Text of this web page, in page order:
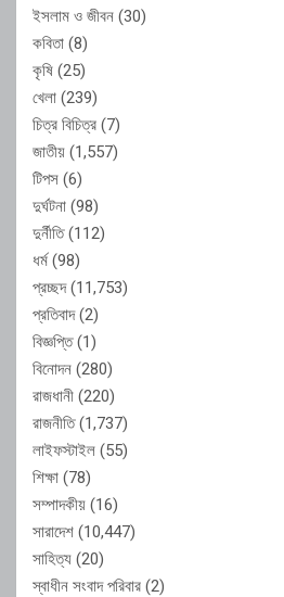
ইসলাম ও জীবন (30)
কবিতা (8)
কৃষি (25)
খেলা (239)
চিত্র বিচিত্র (7)
জাতীয় (1,557)
টিপস (6)
দুর্ঘটনা (98)
দুর্নীতি(112)
ধর্ম(98)
প্রচ্ছদ(11,753)
প্রতিবাদ(2)
বিজ্ঞপ্তি(1)
বিনোদন (280)
রাজধানী (220)
রাজনীতি(1,737)
লাইফস্টাইল (55)
শিক্ষা (78)
সম্পাদকীয় (16)
সারাদেশ (10,447)
সাহিত্য (20)
স্বাধীন সংবাদ পরিবার (2)